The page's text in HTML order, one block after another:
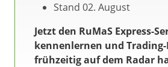
Stand 02. August
Jetzt den RuMaS Express-
kennenlernen und Trading-
frühzeitig auf dem Radar